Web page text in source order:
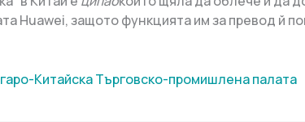
Huawei, защото функцията им за превод й
Китайска Търговско-промишлена палaта